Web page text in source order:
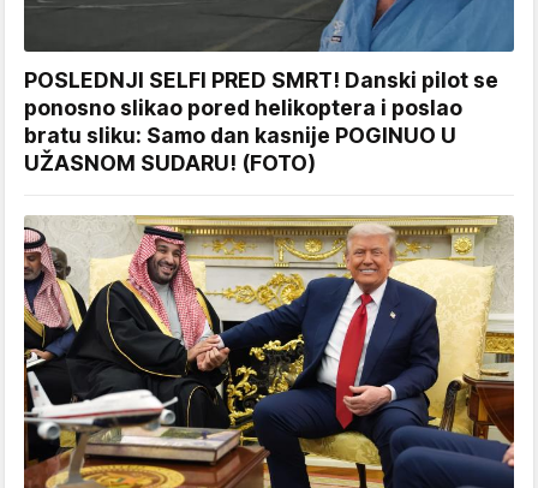
POSLEDNJI SELFI PRED SMRT! Danski pilot se
ponosno slikao pored helikoptera i poslao
bratu sliku: Samo dan kasnije POGINUO U
UŽASNOM SUDARU! (FOTO)